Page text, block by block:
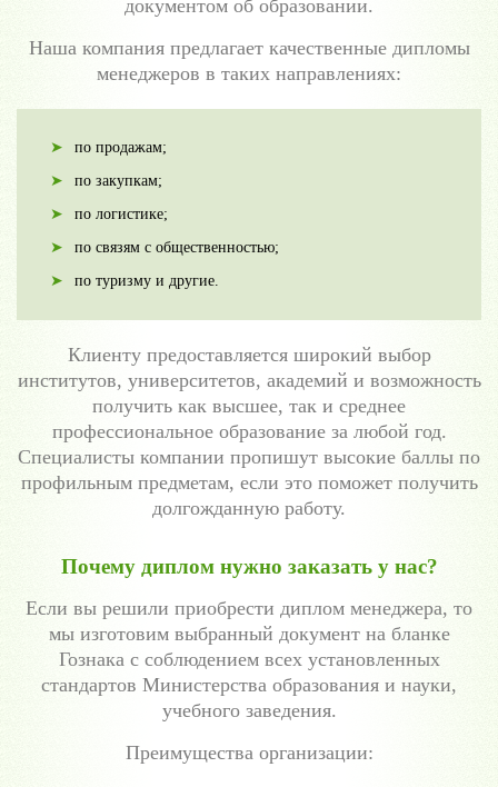
документом об образовании.
Наша компания предлагает качественные дипломы
менеджеров в таких направлениях:
по продажам;
по закупкам;
по логистике;
по связям с общественностью;
по туризму и другие.
Клиенту предоставляется широкий выбор
институтов, университетов, академий и возможность
получить как высшее, так и среднее
профессиональное образование за любой год.
Специалисты компании пропишут высокие баллы по
профильным предметам, если это поможет получить
долгожданную работу.
Почему диплом нужно заказать у нас?
Если вы решили приобрести диплом менеджера, то
мы изготовим выбранный документ на бланке
Гознака с соблюдением всех установленных
стандартов Министерства образования и науки,
учебного заведения.
Преимущества организации: